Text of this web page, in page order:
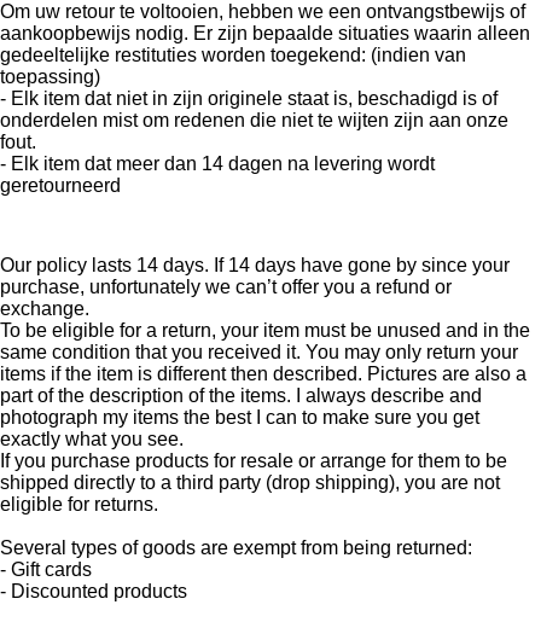
Om uw retour te voltooien, hebben we een ontvangstbewijs of
aankoopbewijs nodig. Er zijn bepaalde situaties waarin alleen
gedeeltelijke restituties worden toegekend: (indien van
toepassing)
- Elk item dat niet in zijn originele staat is, beschadigd is of
onderdelen mist om redenen die niet te wijten zijn aan onze
fout.
- Elk item dat meer dan 14 dagen na levering wordt
geretourneerd
Our policy lasts 14 days. If 14 days have gone by since your
purchase, unfortunately we can’t offer you a refund or
exchange.
To be eligible for a return, your item must be unused and in the
same condition that you received it. You may only return your
items if the item is different then described. Pictures are also a
part of the description of the items. I always describe and
photograph my items the best I can to make sure you get
exactly what you see.
If you purchase products for resale or arrange for them to be
shipped directly to a third party (drop shipping), you are not
eligible for returns.
Several types of goods are exempt from being returned:
- Gift cards
- Discounted products